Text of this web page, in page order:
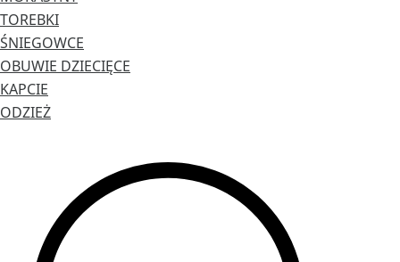
TOREBKI
ŚNIEGOWCE
OBUWIE DZIECIĘCE
KAPCIE
ODZIEŻ